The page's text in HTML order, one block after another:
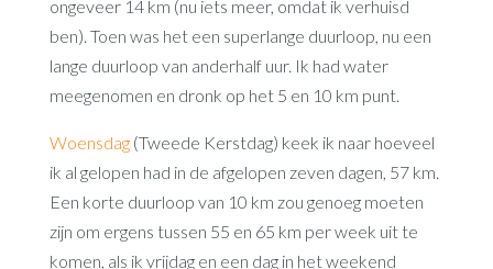
ongeveer 14 km (nu iets meer, omdat ik verhuisd
ben). Toen was het een superlange duurloop, nu een
lange duurloop van anderhalf uur. Ik had water
meegenomen en dronk op het 5 en 10 km punt.
Woensdag(Tweede Kerstdag) keek ik naar hoeveel
ik al gelopen had in de afgelopen zeven dagen, 57 km.
Een korte duurloop van 10 km zou genoeg moeten
zijn om ergens tussen 55 en 65 km per week uit te
komen, als ik vrijdag en een dag in het weekend